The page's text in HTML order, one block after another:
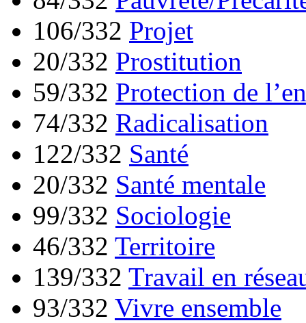
106/332 Projet
20/332 Prostitution
59/332 Protection de
74/332 Radicalisation
122/332 Santé
20/332 Santé mentale
99/332 Sociologie
46/332 Territoire
139/332 Travail en
93/332 Vivre ensemble